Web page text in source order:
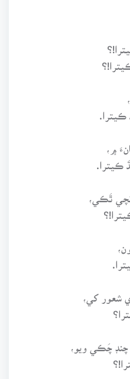
ڪيترا.
۾،
ڪيترا.
نچي ٿَڪي،
شعور کي،
چَڪي ويو،